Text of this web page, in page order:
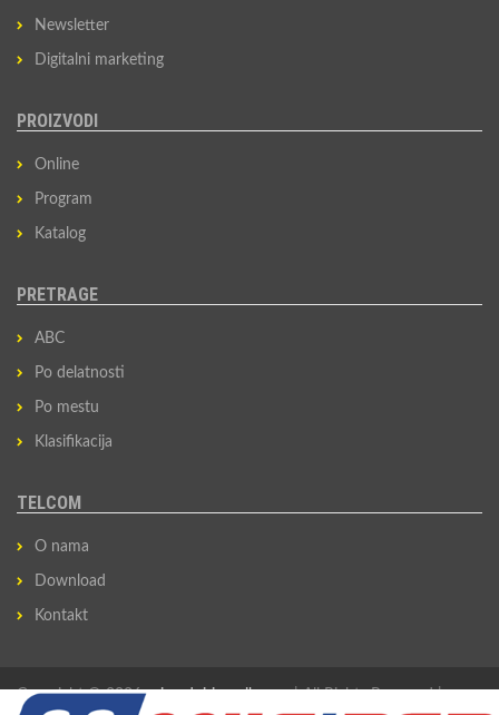
Newsletter
Digitalni marketing
PROIZVODI
Online
Program
Katalog
PRETRAGE
ABC
Po delatnosti
Po mestu
Klasifikacija
TELCOM
O nama
Download
Kontakt
Copyright © 2026privredni-imenik.com